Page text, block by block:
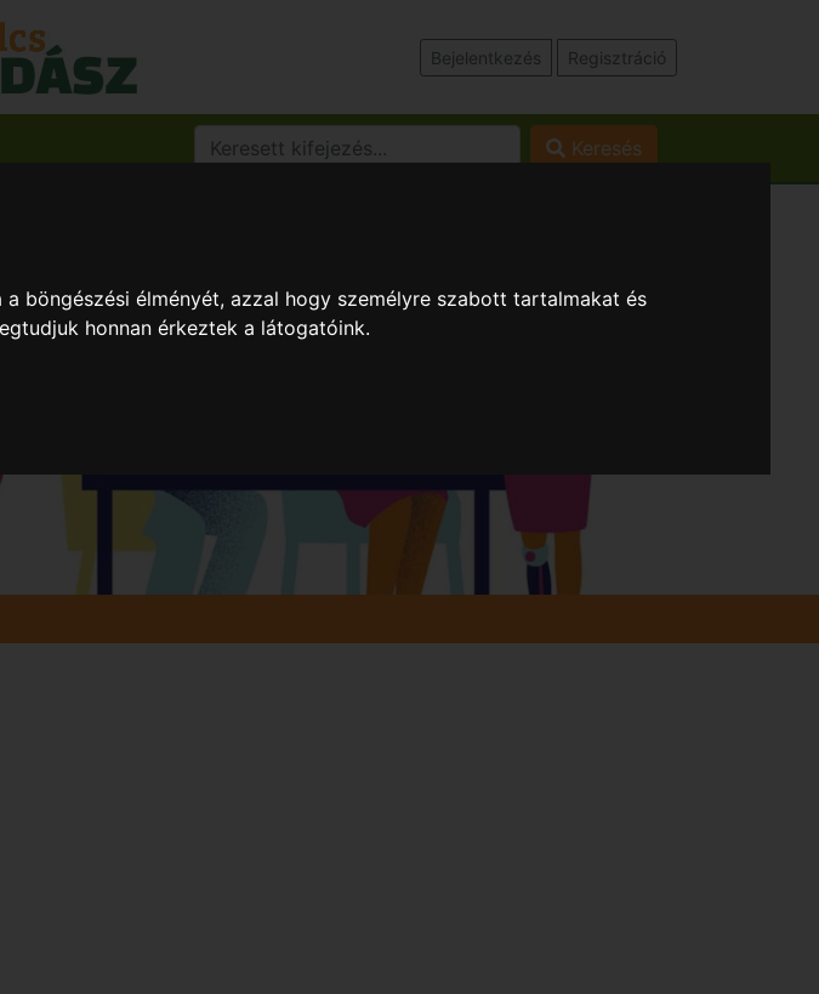
böngészési élményét, azzal hogy személyre szabott tartalmakat és
honnan érkeztek a látogatóink.
Bejelentkezés Regisztráció
Keresés